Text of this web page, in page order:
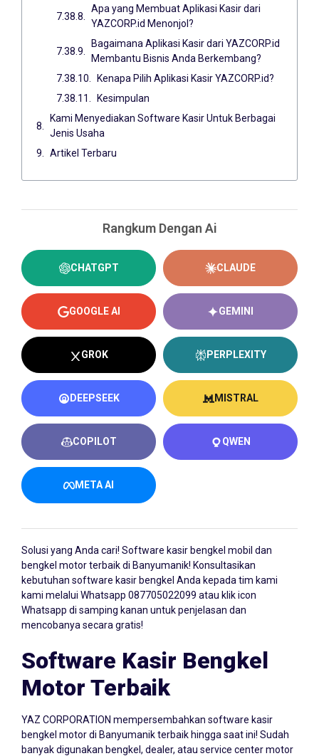
Apa yang Membuat Aplikasi Kasir dari
YAZCORP.id Menonjol?
Bagaimana Aplikasi Kasir dari YAZCORP.id
Membantu Bisnis Anda Berkembang?
Kenapa Pilih Aplikasi Kasir YAZCORP.id?
Kesimpulan
Kami Menyediakan Software Kasir Untuk Berbagai
Jenis Usaha
Artikel Terbaru
Rangkum Dengan Ai
CHATGPT CLAUDE
GOOGLE AI GEMINI
GROK PERPLEXITY
DEEPSEEK MISTRAL
COPILOT QWEN
META AI
Solusi yang Anda cari! Software kasir bengkel mobil dan
bengkel motor terbaik di Banyumanik! Konsultasikan
kebutuhan software kasir bengkel Anda kepada tim kami
kami melalui Whatsapp 087705022099 atau klik icon
Whatsapp di samping kanan untuk penjelasan dan
mencobanya secara gratis!
Software Kasir Bengkel
Motor Terbaik
YAZ CORPORATION mempersembahkan software kasir
bengkel motor di Banyumanik terbaik hingga saat ini! Sudah
banyak digunakan bengkel, dealer, atau service center motor